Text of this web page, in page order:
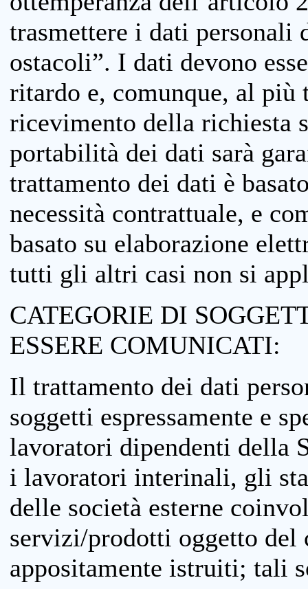
trasmettere i dati personali
ostacoli”. I dati devono
ritardo e, comunque, al più
ricevimento della richiesta
portabilità dei dati sarà
trattamento dei dati è
necessità contrattuale, e
basato su elaborazione
tutti gli altri casi non si
CATEGORIE DI
ESSERE COMUNICATI:
Il trattamento dei dati
soggetti espressamente e
lavoratori dipendenti della
i lavoratori interinali, gli
delle società esterne
servizi/prodotti oggetto
appositamente istruiti; tali